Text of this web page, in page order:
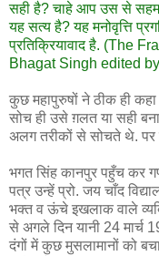
सही है? चाहे आप उस से
यह सत्य है? यह मनोवृत्ति
प्रतिक्रियावाद है. (The
Bhagat Singh edited
कुछ महापुरुषों ने ठीक ही
सोच ही उसे ग़लत या सही
अलग तरीकों से सोचते थे. पर
भगत सिंह कानपुर पहुँच कर
पत्र उन्हें प्रो. जय चाँद
भक्त व ऊंचे इखलाक वाले
से अगले दिन यानी 24 मार्च
दंगों में कुछ मुसलामानों को